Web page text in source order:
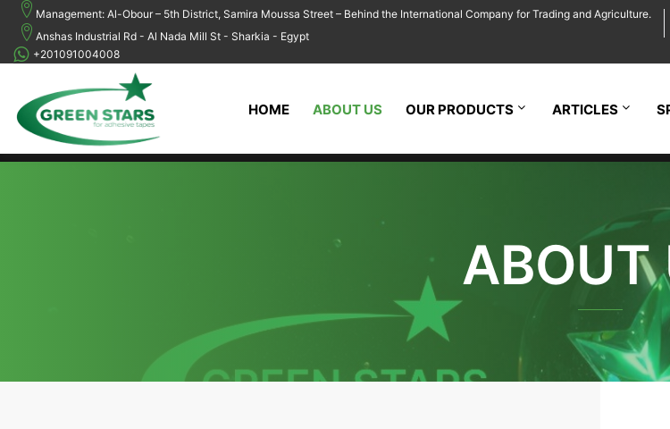
Management: Al-Obour – 5th District, Samira Moussa Street – Behind the International Company for Trading and Agriculture.
Anshas Industrial Rd - Al Nada Mill St - Sharkia - Egypt
+201091004008
HOME ABOUT US OUR PRODUCTS ARTICLES
ABOUT